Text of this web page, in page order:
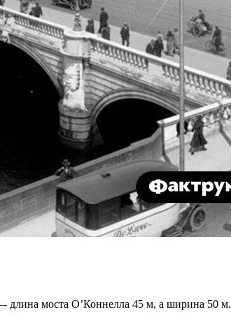
длина моста О’Коннелла 45 м, а ширина 50 м.